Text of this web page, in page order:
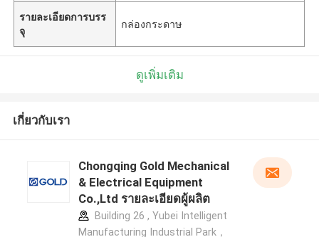
รายละเอียดการบรร
จุ
กล่องกระดาษ
ดูเพิ่มเติม
เกี่ยวกับเรา
Chongqing Gold Mechanical
& Electrical Equipment
Co.,Ltd รายละเอียดผู้ผลิต
Building 26 , Yubei Intelligent
Manufacturing Industrial Park，